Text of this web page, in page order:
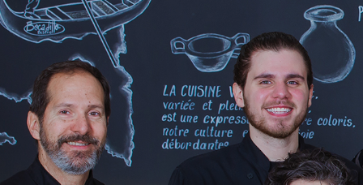
INICIO
NOSOTROS
MENÚ PLATEAU
EVENTOS
RESERVACIONES
COMENTARIOS
CONTACTO